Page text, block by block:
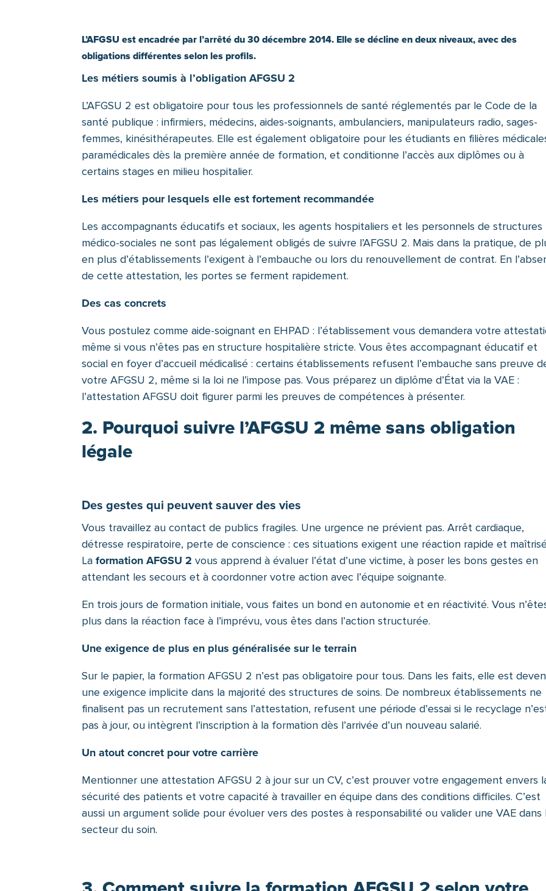
L’AFGSU est encadrée par l’arrêté du 30 décembre 2014. Elle se décline en deux niveaux, avec des
obligations différentes selon les profils.
Les métiers soumis à l’obligation AFGSU 2
L’AFGSU 2 est obligatoire pour tous les professionnels de santé réglementés par le Code de la
santé publique : infirmiers, médecins, aides-soignants, ambulanciers, manipulateurs radio, sages-
femmes, kinésithérapeutes. Elle est également obligatoire pour les étudiants en filières
paramédicales dès la première année de formation, et conditionne l’accès aux diplômes ou à
certains stages en milieu hospitalier.
Les métiers pour lesquels elle est fortement recommandée
Les accompagnants éducatifs et sociaux, les agents hospitaliers et les personnels de structures
médico-sociales ne sont pas légalement obligés de suivre l’AFGSU 2. Mais dans la pratique, de
en plus d’établissements l’exigent à l’embauche ou lors du renouvellement de contrat. En
de cette attestation, les portes se ferment rapidement.
Des cas concrets
Vous postulez comme aide-soignant en EHPAD : l’établissement vous demandera votre
même si vous n’êtes pas en structure hospitalière stricte. Vous êtes accompagnant éducatif et
social en foyer d’accueil médicalisé : certains établissements refusent l’embauche sans preuve
votre AFGSU 2, même si la loi ne l’impose pas. Vous préparez un diplôme d’État via la VAE :
l’attestation AFGSU doit figurer parmi les preuves de compétences à présenter.
2. Pourquoi suivre l’AFGSU 2 même sans obligation
légale
Des gestes qui peuvent sauver des vies
Vous travaillez au contact de publics fragiles. Une urgence ne prévient pas. Arrêt cardiaque,
détresse respiratoire, perte de conscience : ces situations exigent une réaction rapide et
Laformation AFGSU 2 vous apprend à évaluer l’état d’une victime, à poser les bons gestes en
attendant les secours et à coordonner votre action avec l’équipe soignante.
En trois jours de formation initiale, vous faites un bond en autonomie et en réactivité. Vous
plus dans la réaction face à l’imprévu, vous êtes dans l’action structurée.
Une exigence de plus en plus généralisée sur le terrain
Sur le papier, la formation AFGSU 2 n’est pas obligatoire pour tous. Dans les faits, elle est
une exigence implicite dans la majorité des structures de soins. De nombreux établissements ne
finalisent pas un recrutement sans l’attestation, refusent une période d’essai si le recyclage
pas à jour, ou intègrent l’inscription à la formation dès l’arrivée d’un nouveau salarié.
Un atout concret pour votre carrière
Mentionner une attestation AFGSU 2 à jour sur un CV, c’est prouver votre engagement envers
sécurité des patients et votre capacité à travailler en équipe dans des conditions difficiles. C’est
aussi un argument solide pour évoluer vers des postes à responsabilité ou valider une VAE dans
secteur du soin.